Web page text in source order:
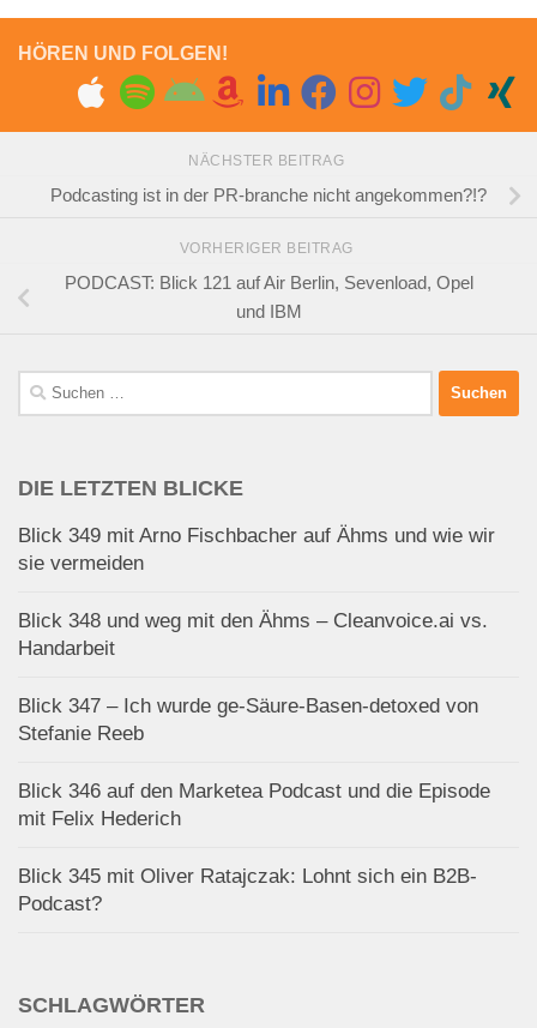
HÖREN UND FOLGEN!
NÄCHSTER BEITRAG
Podcasting ist in der PR-branche nicht angekommen?!?
VORHERIGER BEITRAG
PODCAST: Blick 121 auf Air Berlin, Sevenload, Opel
und IBM
Suchen
nach:
DIE LETZTEN BLICKE
Blick 349 mit Arno Fischbacher auf Ähms und wie wir
sie vermeiden
Blick 348 und weg mit den Ähms – Cleanvoice.ai vs.
Handarbeit
Blick 347 – Ich wurde ge-Säure-Basen-detoxed von
Stefanie Reeb
Blick 346 auf den Marketea Podcast und die Episode
mit Felix Hederich
Blick 345 mit Oliver Ratajczak: Lohnt sich ein B2B-
Podcast?
SCHLAGWÖRTER